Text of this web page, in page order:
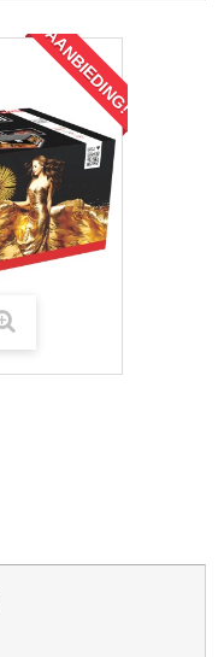
AANBIEDING!